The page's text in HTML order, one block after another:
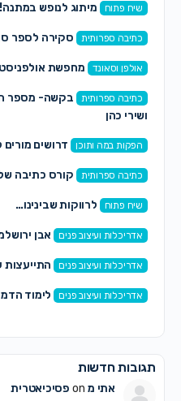
שיח פתוח מיתוג לנופש
כתיבה ספרותית סקירה לספר
אולפן וסאונד מחפשת
כתיבה ספרותית
בקשה- מספר
ושירי כהן
הפקות במה ותוכן דרושים מורים
כתיבה ספרותית קורס כתיבה של
שיח פתוח לרווקות שבינינו…
אדריכלות ועיצוב פנים אבן
אדריכלות ועיצוב פנים התייעצות
אדריכלות ועיצוב פנים לימוד
תגובות חדשות
אתי מon פסיכיאטרית